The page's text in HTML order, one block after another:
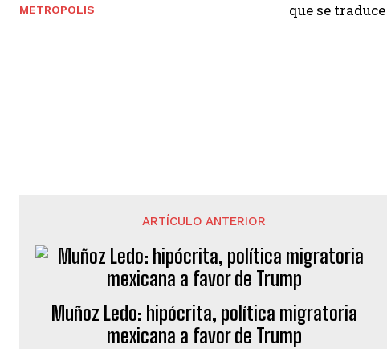
METROPOLIS
que se
ARTÍCULO ANTERIOR
Muñoz Ledo: hipócrita, política migratoria
mexicana a favor de Trump